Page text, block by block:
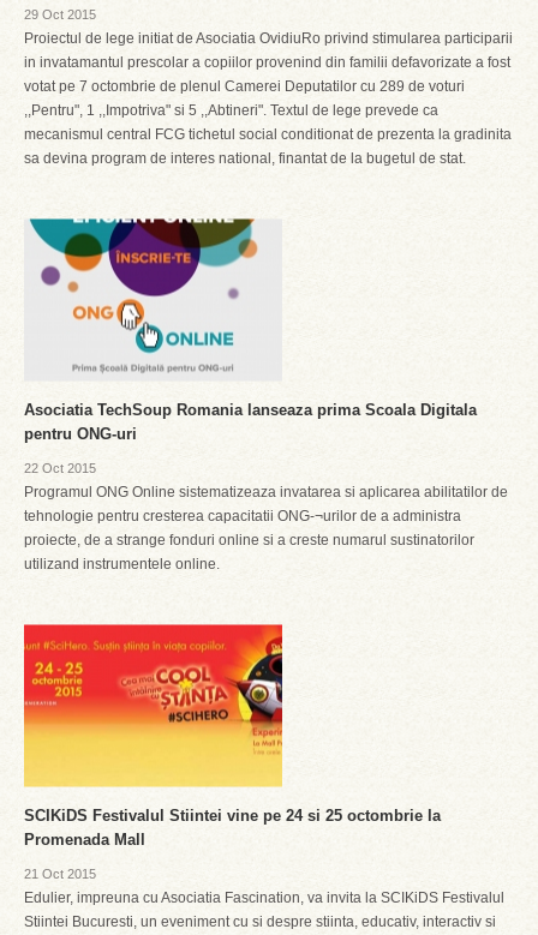
29 Oct 2015
Proiectul de lege initiat de Asociatia OvidiuRo privind stimularea participarii
in invatamantul prescolar a copiilor provenind din familii defavorizate a fost
votat pe 7 octombrie de plenul Camerei Deputatilor cu 289 de voturi
,,Pentru", 1 ,,Impotriva" si 5 ,,Abtineri". Textul de lege prevede ca
mecanismul central FCG tichetul social conditionat de prezenta la gradinita
sa devina program de interes national, finantat de la bugetul de stat.
Asociatia TechSoup Romania lanseaza prima Scoala Digitala
pentru ONG-uri
22 Oct 2015
Programul ONG Online sistematizeaza invatarea si aplicarea abilitatilor de
tehnologie pentru cresterea capacitatii ONG-¬urilor de a administra
proiecte, de a strange fonduri online si a creste numarul sustinatorilor
utilizand instrumentele online.
SCIKiDS Festivalul Stiintei vine pe 24 si 25 octombrie la
Promenada Mall
21 Oct 2015
Edulier, impreuna cu Asociatia Fascination, va invita la SCIKiDS Festivalul
Stiintei Bucuresti, un eveniment cu si despre stiinta, educativ, interactiv si